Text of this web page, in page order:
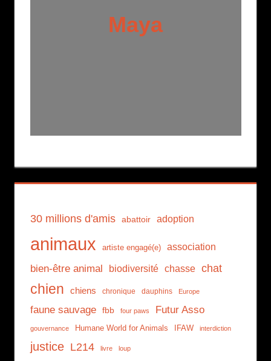
Maya
30 millions d'amis abattoir adoption
animaux artiste engagé(e) association
bien-être animal biodiversité chasse chat
chien chiens chronique dauphins Europe
faune sauvage fbb four paws Futur Asso
gouvernance Humane World for Animals IFAW interdiction
justice L214 livre loup